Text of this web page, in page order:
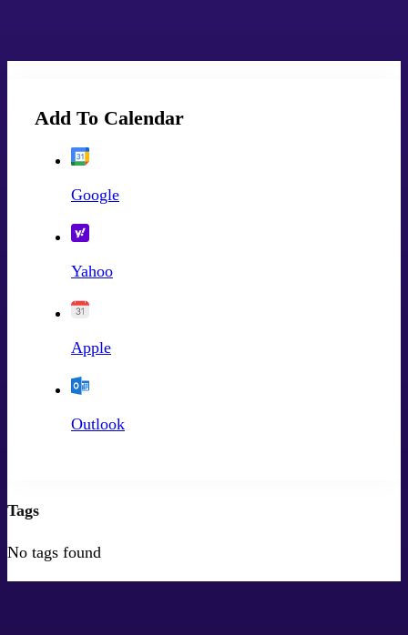
Add To Calendar
Google
Yahoo
Apple
Outlook
Tags
No tags found